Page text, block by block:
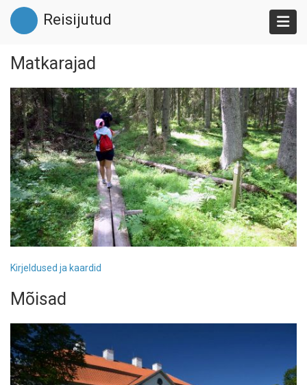
Liigu
edasi
põhisisu
Reisijutud
Matkarajad
Kirjeldused ja kaardid
Mõisad